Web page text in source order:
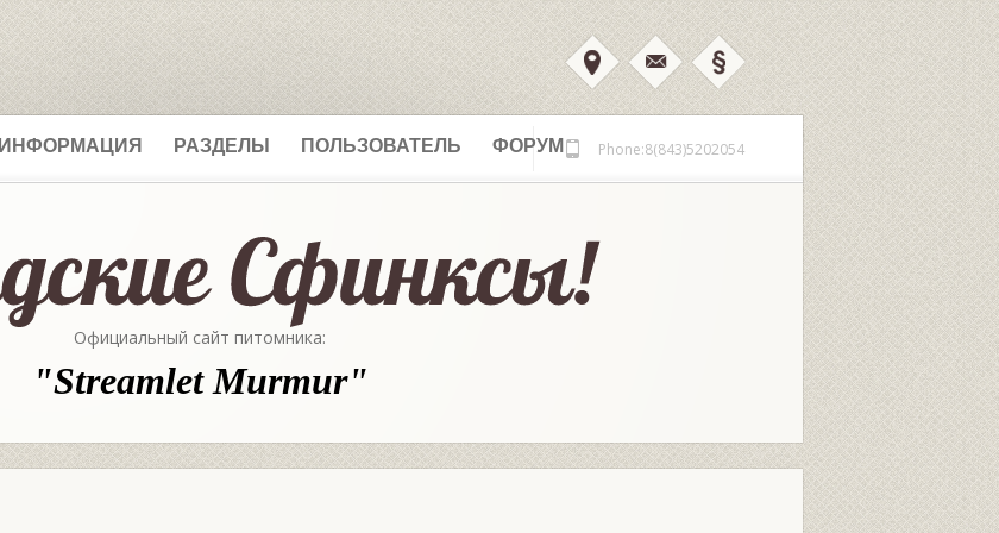
ИНФОРМАЦИЯ РАЗДЕЛЫ ПОЛЬЗОВАТЕЛЬ ФОРУМ Phone:8(843)5202054
Официальный сайт питомника:
"Streamlet Murmur"